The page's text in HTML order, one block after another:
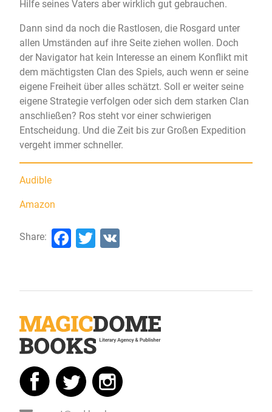
Hilfe seines Vaters aber wirklich gut gebrauchen.
Dann sind da noch die Rastlosen, die Rosgard unter
allen Umständen auf ihre Seite ziehen wollen. Doch
der Navigator hat kein Interesse an einem Konflikt mit
dem mächtigsten Clan des Spiels, auch wenn er seine
eigene Freiheit über alles schätzt. Soll er weiter seine
eigene Strategie verfolgen oder sich dem starken Clan
anschließen? Ros steht vor einer schwierigen
Entscheidung. Und die Zeit bis zur Großen Expedition
vergeht immer schneller.
Audible
Amazon
Share: Facebook
Twitter